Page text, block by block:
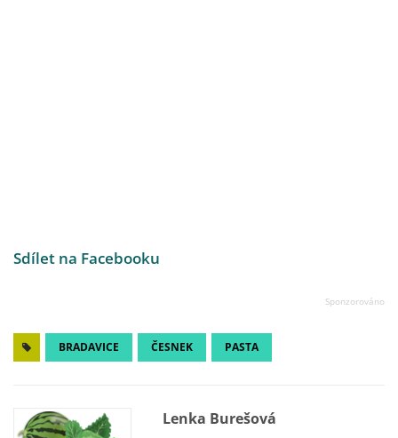
Sdílet na Facebooku
BRADAVICE ČESNEK PASTA
Lenka Burešová